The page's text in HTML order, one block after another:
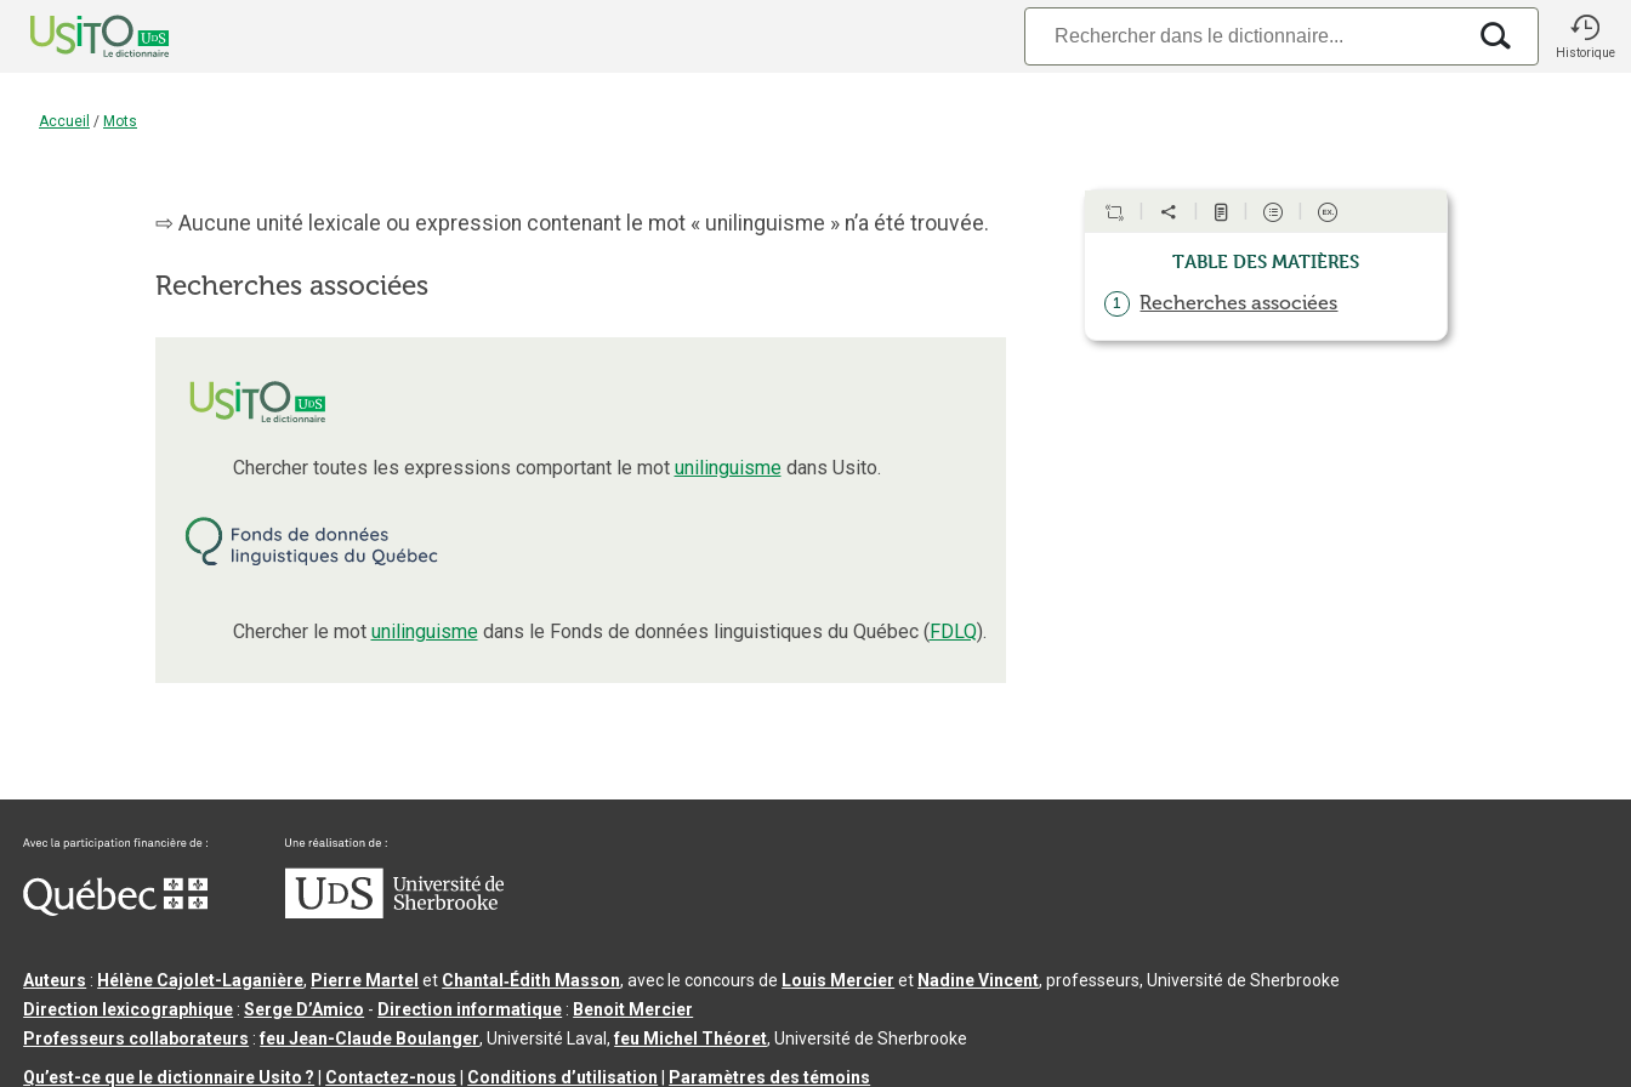
Historique
Accueil / Mots
Aucune unité lexicale ou expression contenant le mot « unilinguisme » n’a été trouvée.
Recherches associées
Chercher toutes les expressions comportant le mot unilinguismedans Usito.
Chercher le mot unilinguismedans le Fonds de données linguistiques du Québec (FDLQ).
Table des matières
1 Recherches associées
Auteurs : Hélène Cajolet-Laganière, Pierre Martel et Chantal‑Édith Masson, avec le concours de Louis Mercier et Nadine Vincent, professeurs, Université de Sherbrooke
Direction lexicographique :Serge D’Amico - Direction informatique : Benoit Mercier
Professeurs collaborateurs :feu Jean-Claude Boulanger, Université Laval,feu Michel Théoret, Université de Sherbrooke
Qu’est-ce que le dictionnaire Usito ?
Contactez-nous Conditions d’utilisation Paramètres des témoins